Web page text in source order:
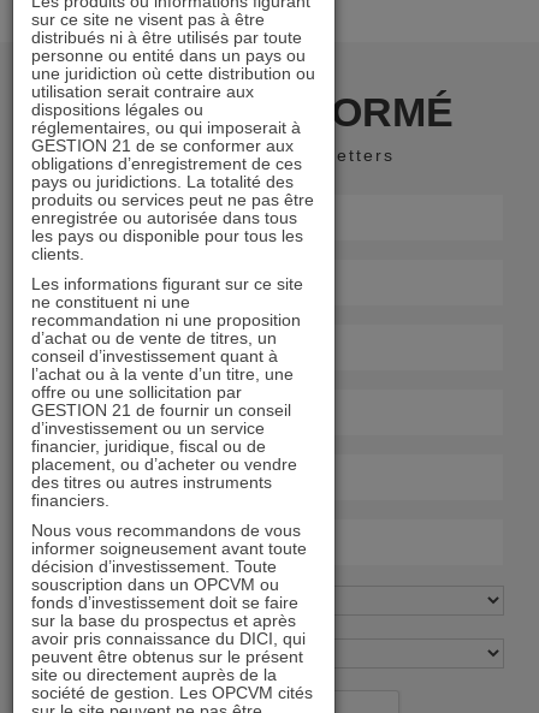
RESTER INFORMÉ
Recevoir nos newsletters
sur ce site ne visent pas à être
distribués ni à être utilisés par toute
personne ou entité dans un pays ou
une juridiction où cette distribution ou
utilisation serait contraire aux
dispositions légales ou
réglementaires, ou qui imposerait à
GESTION 21 de se conformer aux
obligations d’enregistrement de ces
pays ou juridictions. La totalité des
produits ou services peut ne pas être
enregistrée ou autorisée dans tous
les pays ou disponible pour tous les
clients.
Les informations figurant sur ce site
ne constituent ni une
recommandation ni une proposition
d’achat ou de vente de titres, un
conseil d’investissement quant à
l’achat ou à la vente d’un titre, une
offre ou une sollicitation par
GESTION 21 de fournir un conseil
d’investissement ou un service
financier, juridique, fiscal ou de
placement, ou d’acheter ou vendre
des titres ou autres instruments
financiers.
Nous vous recommandons de vous
informer soigneusement avant toute
décision d’investissement. Toute
souscription dans un OPCVM ou
fonds d’investissement doit se faire
sur la base du prospectus et après
avoir pris connaissance du DICI, qui
peuvent être obtenus sur le présent
site ou directement auprès de la
société de gestion. Les OPCVM cités